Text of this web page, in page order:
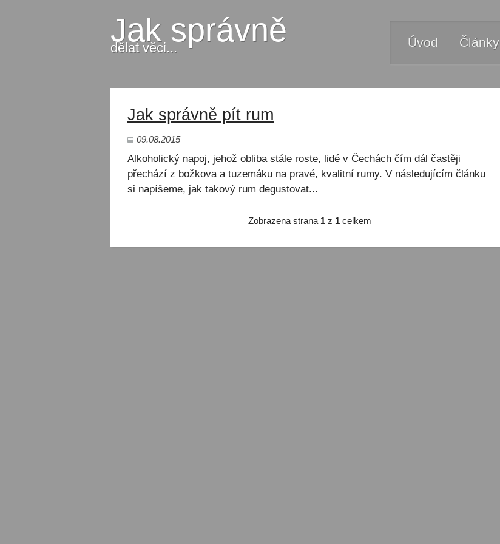
Jak správně
dělat věci... Úvod Články
Jak správně pít rum
09.08.2015
Alkoholický napoj, jehož obliba stále roste, lidé v Čechách čím dál častěji
přechází z božkova a tuzemáku na pravé, kvalitní rumy. V následujícím článku
si napíšeme, jak takový rum degustovat...
Zobrazena strana 1z 1celkem